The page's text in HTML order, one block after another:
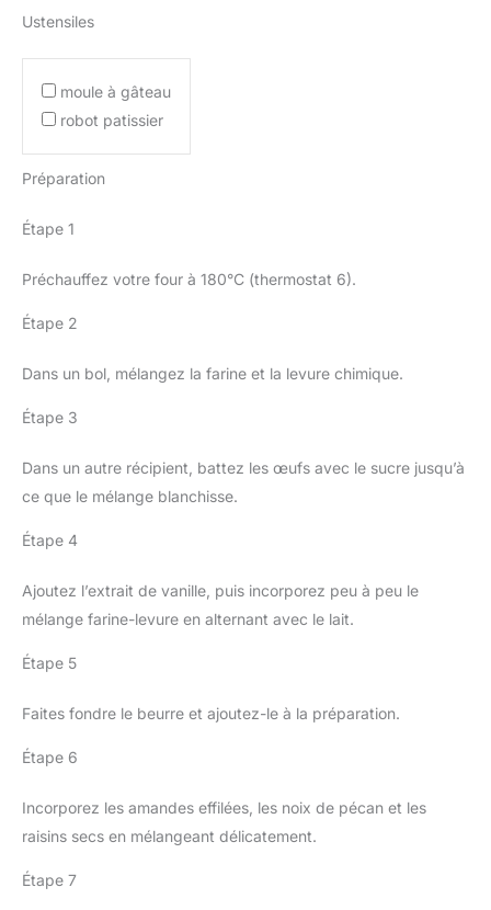
Ustensiles
moule à gâteau
robot patissier
Préparation
Étape 1
Préchauffez votre four à 180°C (thermostat 6).
Étape 2
Dans un bol, mélangez la farine et la levure chimique.
Étape 3
Dans un autre récipient, battez les œufs avec le sucre jusqu’à
ce que le mélange blanchisse.
Étape 4
Ajoutez l’extrait de vanille, puis incorporez peu à peu le
mélange farine-levure en alternant avec le lait.
Étape 5
Faites fondre le beurre et ajoutez-le à la préparation.
Étape 6
Incorporez les amandes effilées, les noix de pécan et les
raisins secs en mélangeant délicatement.
Étape 7